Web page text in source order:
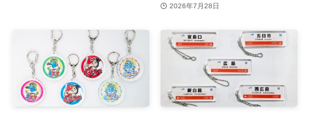
2026年7月28日